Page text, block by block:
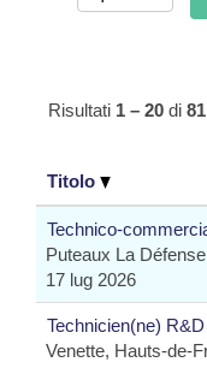
Risultati 1 – 20 di 81
Titolo
Technico-
Puteaux La
17 lug 2026
Technicien(ne)
Venette, Hauts-de-